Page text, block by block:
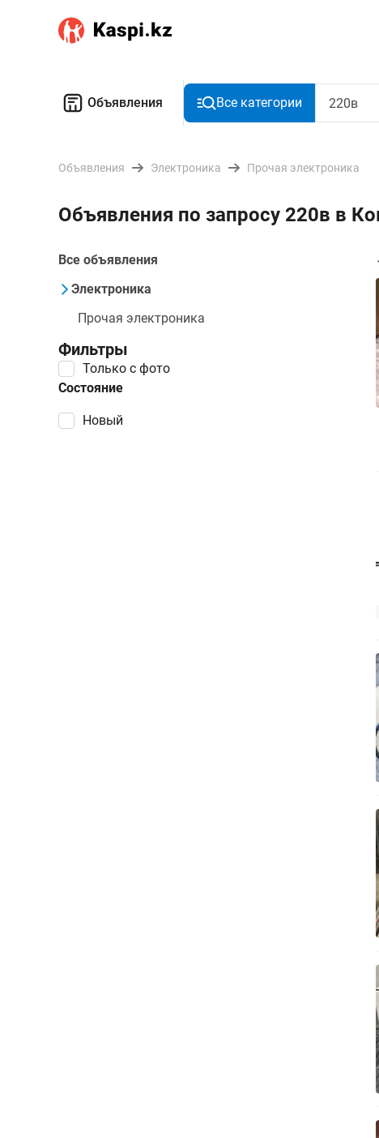
Объявления Все категории
Объявления Электроника Прочая электроника
Объявления по запросу 220в в
Все объявления
Электроника
Прочая электроника
Фильтры
Состояние
Новый
Только с фото